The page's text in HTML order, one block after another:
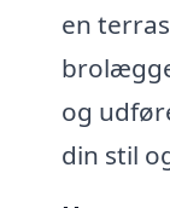
en
og
din stil